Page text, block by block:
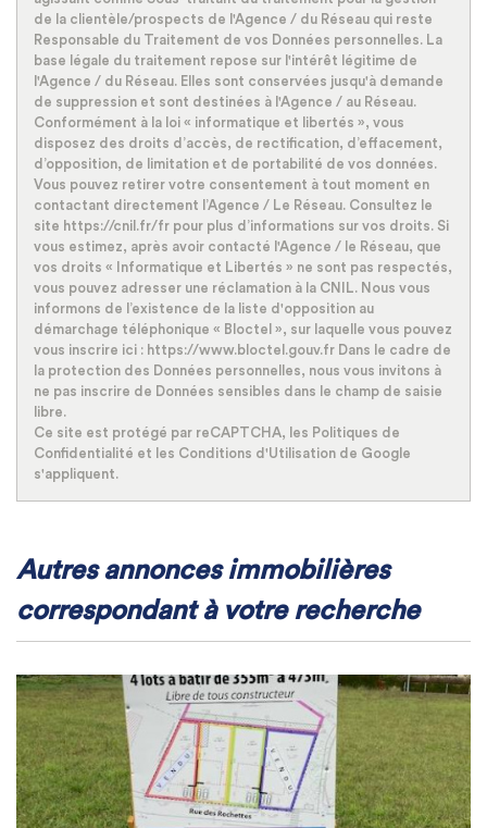
Nombre d'enfants par famille 1,22
Familles sans enfant 37,43 %
Familles avec 1 ou 2 enfants 33,16 %
Maisons 33,58 %
Appartements 66,42 %
Familles avec 3 enfants 9,97 %
de la clientèle/prospects de l'Agence / du Réseau qui reste
Responsable du Traitement de vos Données personnelles. La
base légale du traitement repose sur l'intérêt légitime de
l'Agence / du Réseau. Elles sont conservées jusqu'à demande
de suppression et sont destinées à l'Agence / au Réseau.
Conformément à la loi « informatique et libertés », vous
disposez des droits d’accès, de rectification, d’effacement,
d’opposition, de limitation et de portabilité de vos données.
Vous pouvez retirer votre consentement à tout moment en
contactant directement l’Agence / Le Réseau. Consultez le
site https://cnil.fr/fr pour plus d’informations sur vos droits. Si
vous estimez, après avoir contacté l'Agence / le Réseau, que
vos droits « Informatique et Libertés » ne sont pas respectés,
vous pouvez adresser une réclamation à la CNIL. Nous vous
informons de l’existence de la liste d'opposition au
démarchage téléphonique « Bloctel », sur laquelle vous pouvez
vous inscrire ici : https://www.bloctel.gouv.fr Dans le cadre de
la protection des Données personnelles, nous vous invitons à
ne pas inscrire de Données sensibles dans le champ de saisie
libre.
Ce site est protégé par reCAPTCHA, les Politiques de
Confidentialité et les Conditions d'Utilisation de Google
s'appliquent.
autres annonces immobilières
correspondant à votre recherche